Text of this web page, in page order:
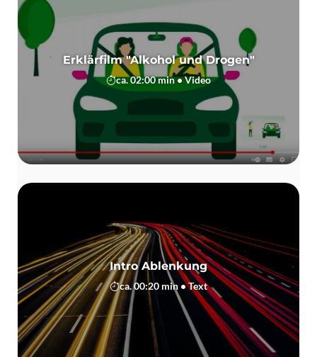
Erklärfilm "Alkohol und Drogen"
ca. 02:00 min • Video
Intro Ablenkung
ca. 00:20 min • Text